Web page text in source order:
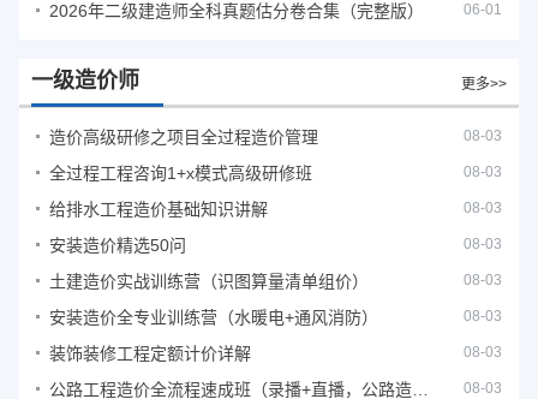
2026年二级建造师全科真题估分卷合集（完整版） 06-01
一级造价师 更多>>
造价高级研修之项目全过程造价管理 08-03
全过程工程咨询1+x模式高级研修班 08-03
给排水工程造价基础知识讲解 08-03
安装造价精选50问 08-03
土建造价实战训练营（识图算量清单组价） 08-03
安装造价全专业训练营（水暖电+通风消防） 08-03
装饰装修工程定额计价详解 08-03
08-03